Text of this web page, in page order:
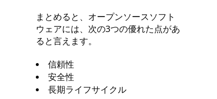
まとめると、オープンソースソフト
ウェアには、次の3つの優れた点があ
ると言えます。
信頼性
安全性
長期ライフサイクル